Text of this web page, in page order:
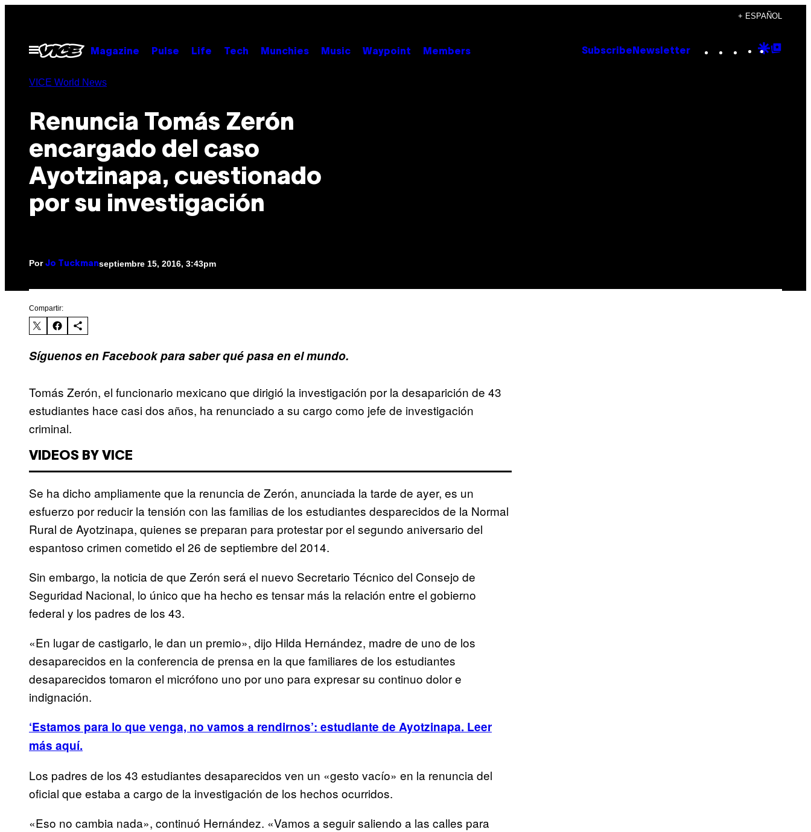
contenido
+ ESPAÑOL
Abrir
Menú
Magazine Pulse Life Tech Munchies Music Waypoint Members Subscribe Newsletter Instagram
TikTok
YouTube
Google
VICE World News
Renuncia Tomás Zerón
encargado del caso
Ayotzinapa, cuestionado
por su investigación
Por Jo Tuckmanseptiembre 15, 2016, 3:43pm
Compartir:
Síguenos en Facebook para saber qué pasa en el mundo.
Tomás Zerón, el funcionario mexicano que dirigió la investigación por la desaparición de 43
estudiantes hace casi dos años, ha renunciado a su cargo como jefe de investigación
criminal.
VIDEOS BY VICE
Se ha dicho ampliamente que la renuncia de Zerón, anunciada la tarde de ayer, es un
esfuerzo por reducir la tensión con las familias de los estudiantes desparecidos de la Normal
Rural de Ayotzinapa, quienes se preparan para protestar por el segundo aniversario del
espantoso crimen cometido el 26 de septiembre del 2014.
Sin embargo, la noticia de que Zerón será el nuevo Secretario Técnico del Consejo de
Seguridad Nacional, lo único que ha hecho es tensar más la relación entre el gobierno
federal y los padres de los 43.
«En lugar de castigarlo, le dan un premio», dijo Hilda Hernández, madre de uno de los
desaparecidos en la conferencia de prensa en la que familiares de los estudiantes
desaparecidos tomaron el micrófono uno por uno para expresar su continuo dolor e
indignación.
‘Estamos para lo que venga, no vamos a rendirnos’: estudiante de Ayotzinapa. Leer
más aquí.
Los padres de los 43 estudiantes desaparecidos ven un «gesto vacío» en la renuncia del
oficial que estaba a cargo de la investigación de los hechos ocurridos.
«Eso no cambia nada», continuó Hernández. «Vamos a seguir saliendo a las calles para